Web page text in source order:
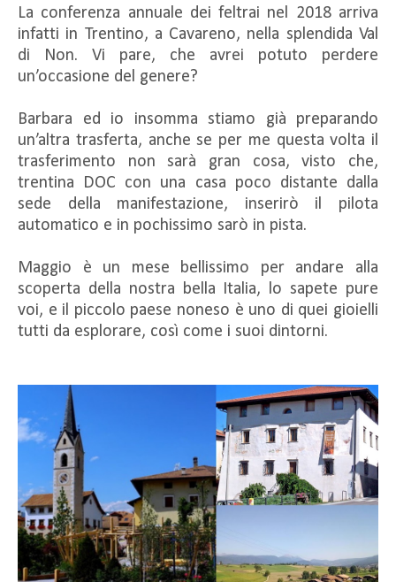
La conferenza annuale dei feltrai nel 2018 arriva
infatti in Trentino, a Cavareno, nella splendida Val
di Non. Vi pare, che avrei potuto perdere
un’occasione del genere?
Barbara ed io insomma stiamo già preparando
un’altra trasferta, anche se per me questa volta il
trasferimento non sarà gran cosa, visto che,
trentina DOC con una casa poco distante dalla
sede della manifestazione, inserirò il pilota
automatico e in pochissimo sarò in pista.
Maggio è un mese bellissimo per andare alla
scoperta della nostra bella Italia, lo sapete pure
voi, e il piccolo paese noneso è uno di quei gioielli
tutti da esplorare, così come i suoi dintorni.